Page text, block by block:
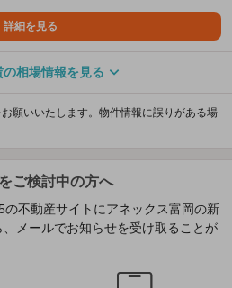
詳細を見る
の相場情報を見る
願いいたします。物件情報に誤りがある場
ご検討中の方へ
の不動産サイトにアネックス富岡の新
メールでお知らせを受け取ることが